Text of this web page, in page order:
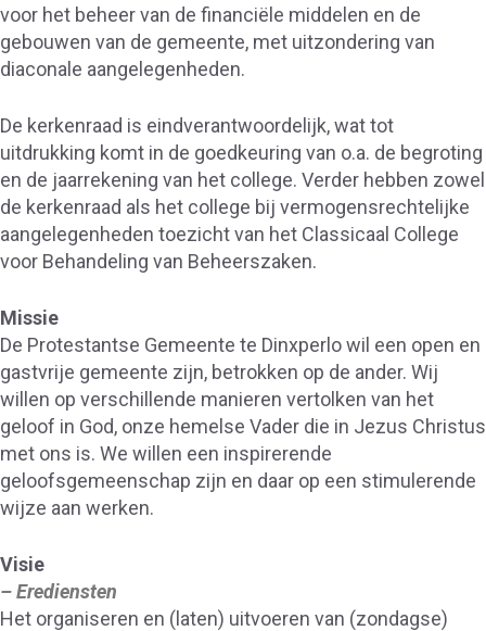
voor het beheer van de financiële middelen en de
gebouwen van de gemeente, met uitzondering van
diaconale aangelegenheden.
De kerkenraad is eindverantwoordelijk, wat tot
uitdrukking komt in de goedkeuring van o.a. de begroting
en de jaarrekening van het college. Verder hebben zowel
de kerkenraad als het college bij vermogensrechtelijke
aangelegenheden toezicht van het Classicaal College
voor Behandeling van Beheerszaken.
Missie
De Protestantse Gemeente te Dinxperlo wil een open en
gastvrije gemeente zijn, betrokken op de ander. Wij
willen op verschillende manieren vertolken van het
geloof in God, onze hemelse Vader die in Jezus Christus
met ons is. We willen een inspirerende
geloofsgemeenschap zijn en daar op een stimulerende
wijze aan werken.
Visie
– Erediensten
Het organiseren en (laten) uitvoeren van (zondagse)